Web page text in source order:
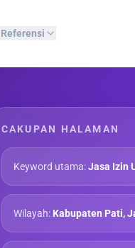
Referensi
CAKUPAN HALAMAN
Keyword utama:Jasa Izin
Wilayah: Kabupaten Pati,